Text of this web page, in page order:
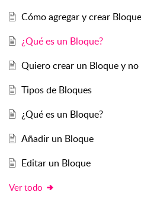
Cómo agregar y crear
¿Qué es un Bloque?
Quiero crear un Bloque y
Tipos de Bloques
¿Qué es un Bloque?
Añadir un Bloque
Editar un Bloque
Ver todo